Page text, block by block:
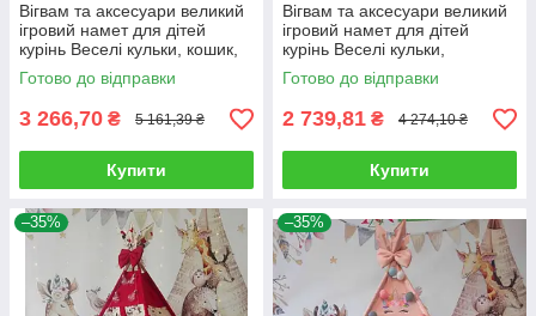
Вігвам та аксесуари великий
ігровий намет для дітей
курінь Веселі кульки, кошик,
комплект
Готово до відправки
3 266,70 ₴ 5 161,39 ₴
Купити
Вігвам та аксесуари великий
ігровий намет для дітей
курінь Веселі кульки,
комплект
Готово до відправки
2 739,81 ₴ 4 274,10 ₴
Купити
–35% –35%